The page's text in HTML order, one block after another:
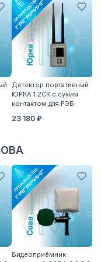
Детектор портативный
ЮРКА 1.2СК с сухим
контактом для РЭБ
23 180 ₽
Видеоприёмник